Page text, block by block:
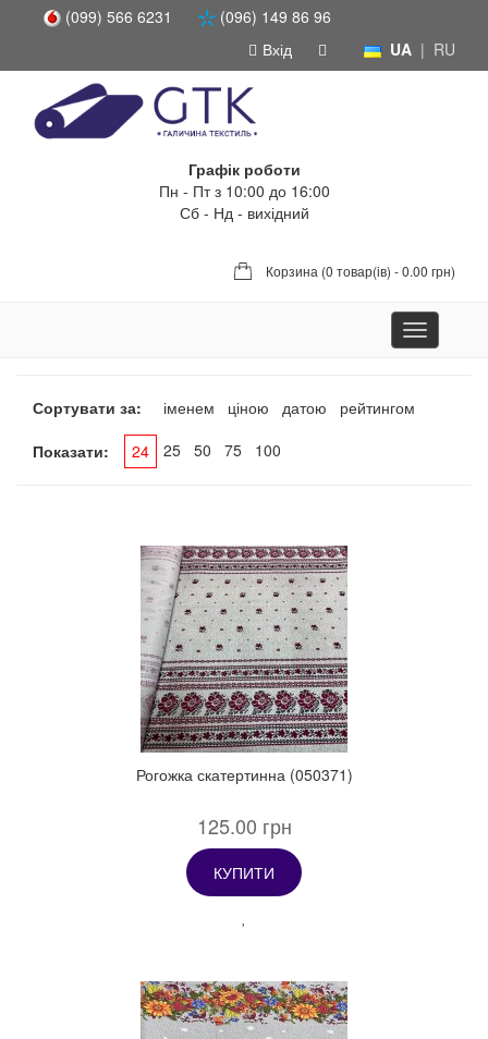
(099) 566 6231
(096) 149 86 96
UA | RU
Вхід
Графік роботи
Пн - Пт з 10:00 до 16:00
Сб - Нд - вихідний
Корзина (0 товар(ів) - 0.00 грн)
Toggle
navigation
Сортувати за: іменем ціною датою
рейтингом
Показати:
24 25 50 75 100
Рогожка скатертинна (050371)
125.00 грн
КУПИТИ